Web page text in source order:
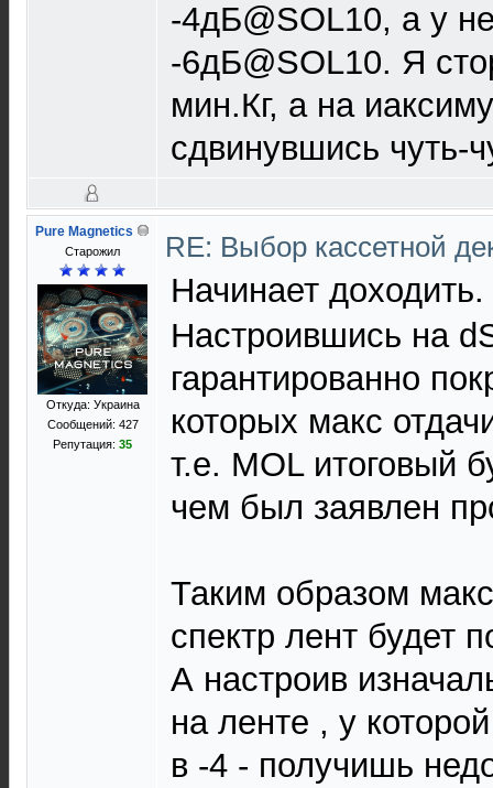
-4дБ@SOL10, а у
-6дБ@SOL10. Я
мин.Кг, а на
сдвинувшись чуть-
Pure Magnetics
Старожил
Откуда: Украина
Сообщений: 427
Репутация: 35
RE: Выбор кассетной
Начинает доходить.
Настроившись на
гарантированно
которых макс
т.е. MOL итоговый
чем был заявлен
Таким образом
спектр лент будет
А настроив
на ленте , у
в -4 - получишь